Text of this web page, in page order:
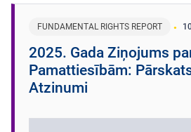
FUNDAMENTAL RIGHTS REPORT
2025. Gada Ziņojums
Pamattiesībām:
Atzinumi